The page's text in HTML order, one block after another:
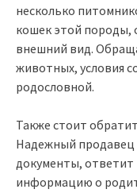
несколько
кошек этой породы,
внешний вид.
животных, условия
родословной.
Также стоит
Надежный продавец
документы, ответит
информацию о